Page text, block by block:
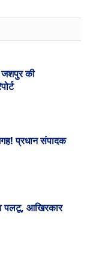
जशपुर की
प्रधान संपादक
पलटू, आखिरकार